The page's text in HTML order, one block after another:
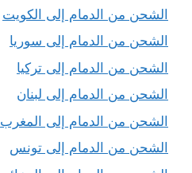
الشحن من الدمام إلى الكويت
الشحن من الدمام إلى سوريا
الشحن من الدمام إلى تركيا
الشحن من الدمام إلى لبنان
الشحن من الدمام إلى المغرب
الشحن من الدمام إلى تونس